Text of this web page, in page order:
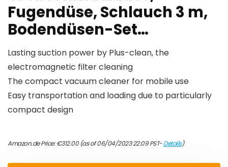
Fugendüse, Schlauch 3 m,
Bodendüsen-Set…
Lasting suction power by Plus-clean, the
electromagnetic filter cleaning
The compact vacuum cleaner for mobile use
Easy transportation and loading due to particularly
compact design
Amazon.de Price:€312.00(as of 06/04/2023 22:09 PST-Details)